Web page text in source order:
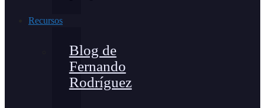
Recursos
Blog de
Fernando
Rodríguez